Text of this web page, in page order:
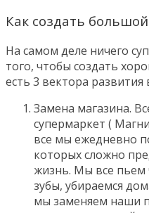
Как создать
На самом деле ничего
того, чтобы создать
есть 3 вектора
Замена магазина.
супермаркет (
все мы ежедневно
которых сложно
жизнь. Мы все пьем
зубы, убираемся
мы заменяем наши